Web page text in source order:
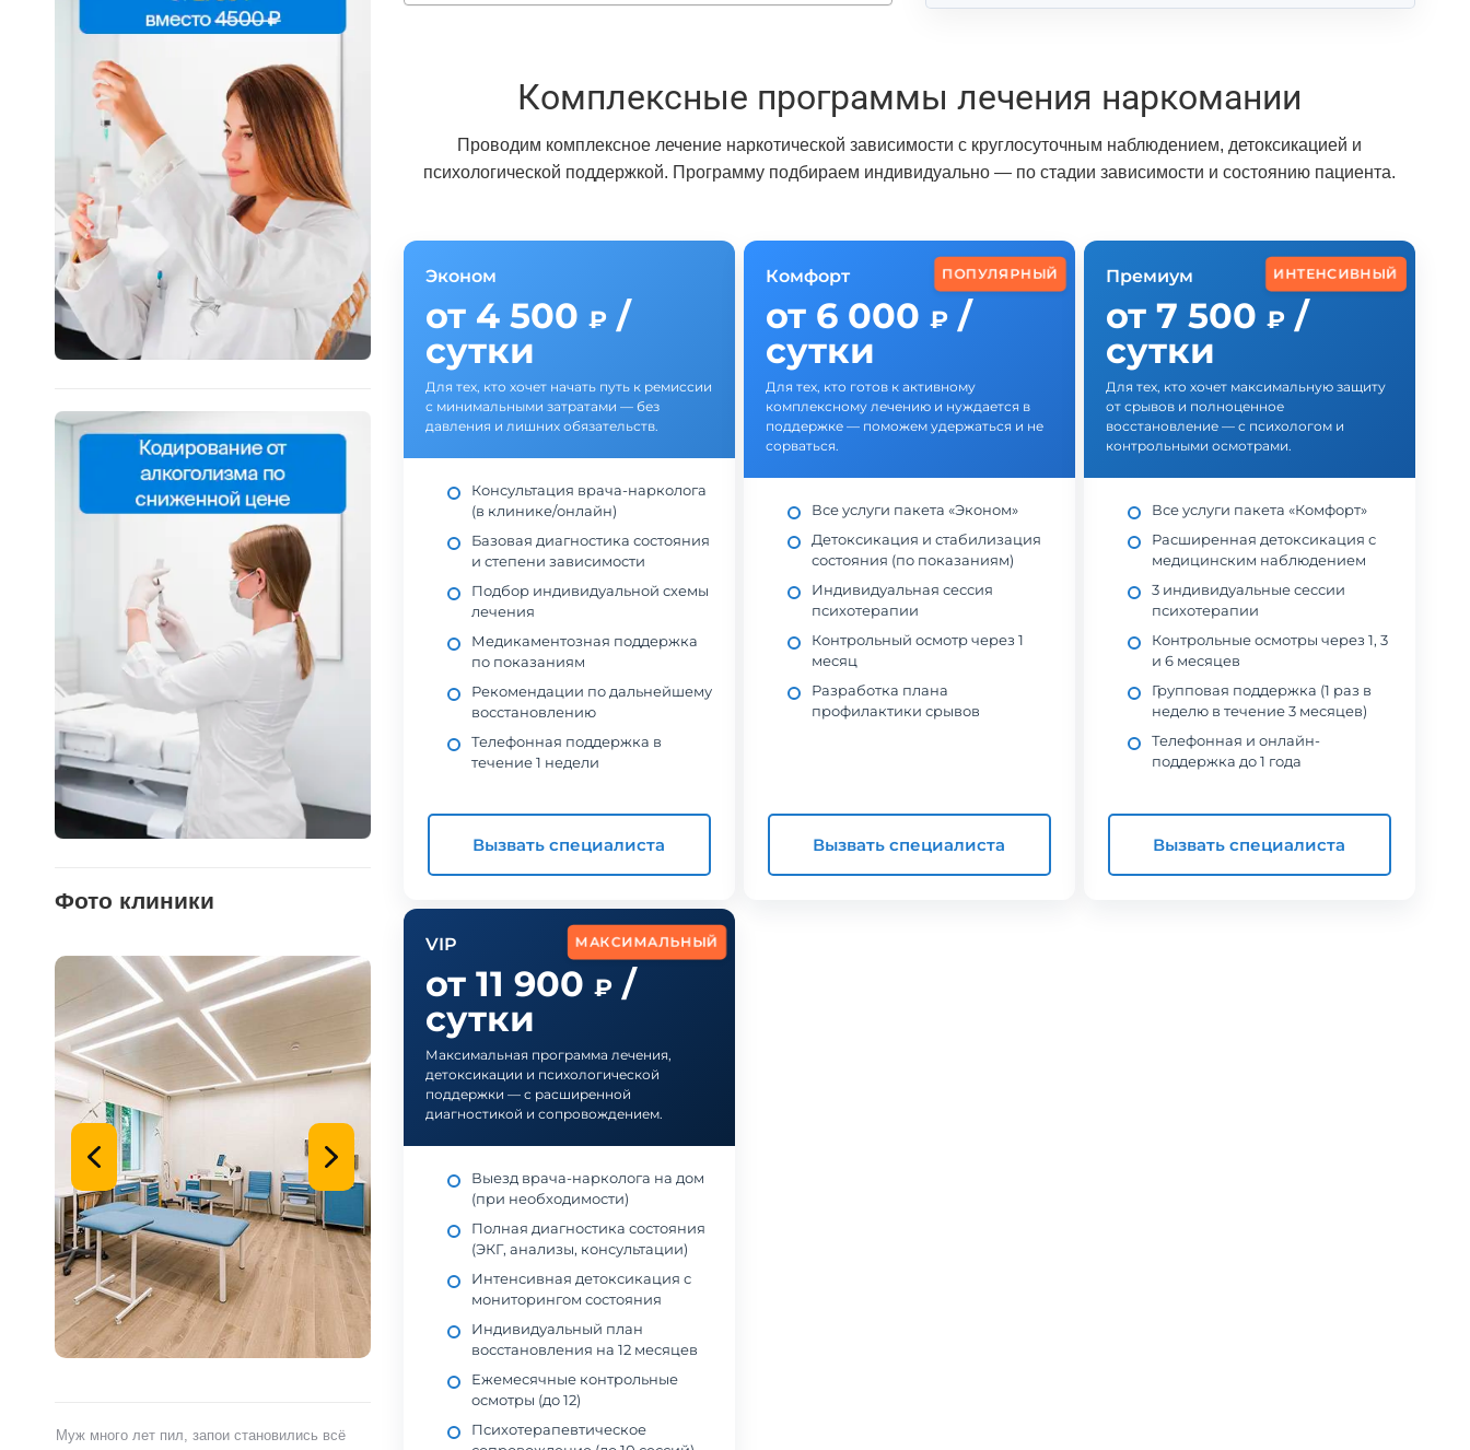
Фото клиники
Муж много лет пил, запои становились всё
Я сам обратился в наркологическую клинику
Комплексные программы лечения наркомании
Проводим комплексное лечение наркотической зависимости с круглосуточным наблюдением, детоксикацией и
психологической поддержкой. Программу подбираем индивидуально — по стадии зависимости и состоянию пациента.
Эконом
от 4 500 ₽ /
сутки
Для тех, кто хочет начать путь к ремиссии
с минимальными затратами — без
давления и лишних обязательств.
Консультация врача-нарколога
(в клинике/онлайн)
Базовая диагностика состояния
и степени зависимости
Подбор индивидуальной схемы
лечения
Медикаментозная поддержка
по показаниям
Рекомендации по дальнейшему
восстановлению
Телефонная поддержка в
течение 1 недели
Вызвать специалиста
ПОПУЛЯРНЫЙ
Комфорт
от 6 000 ₽/
сутки
Для тех, кто готов к активному
комплексному лечению и нуждается в
поддержке — поможем удержаться и не
сорваться.
Все услуги пакета «Эконом»
Детоксикация и стабилизация
состояния (по показаниям)
Индивидуальная сессия
психотерапии
Контрольный осмотр через 1
месяц
Разработка плана
профилактики срывов
Вызвать специалиста
ИНТЕНСИВНЫЙ
Премиум
от 7 500 ₽/
сутки
Для тех, кто хочет максимальную защиту
от срывов и полноценное
восстановление — с психологом и
контрольными осмотрами.
Все услуги пакета «Комфорт»
Расширенная детоксикация с
медицинским наблюдением
3 индивидуальные сессии
психотерапии
Контрольные осмотры через 1, 3
и 6 месяцев
Групповая поддержка (1 раз в
неделю в течение 3 месяцев)
Телефонная и онлайн-
поддержка до 1 года
Вызвать специалиста
МАКСИМАЛЬНЫЙ
VIP
от 11 900 ₽/
сутки
Максимальная программа лечения,
детоксикации и психологической
поддержки — с расширенной
диагностикой и сопровождением.
Выезд врача-нарколога на дом
(при необходимости)
Полная диагностика состояния
(ЭКГ, анализы, консультации)
Интенсивная детоксикация с
мониторингом состояния
Индивидуальный план
восстановления на 12 месяцев
Ежемесячные контрольные
осмотры (до 12)
Психотерапевтическое